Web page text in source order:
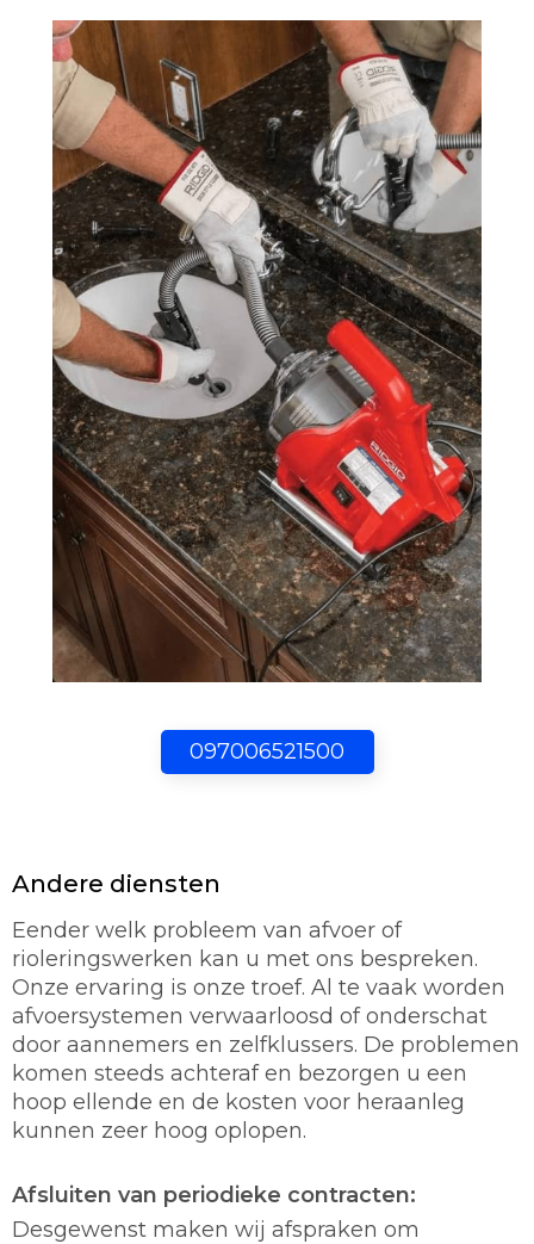
097006521500
Andere diensten
Eender welk probleem van afvoer of
rioleringswerken kan u met ons bespreken.
Onze ervaring is onze troef. Al te vaak worden
afvoersystemen verwaarloosd of onderschat
door aannemers en zelfklussers. De problemen
komen steeds achteraf en bezorgen u een
hoop ellende en de kosten voor heraanleg
kunnen zeer hoog oplopen.
Afsluiten van periodieke contracten:
Desgewenst maken wij afspraken om